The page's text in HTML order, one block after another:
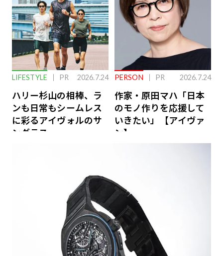
LIFESTYLE PR 2026.7.24
ハリー杉山の相棒、ラ
ンも日常もシームレス
に彩るアイヴォルのサ
ングラス
PERSON PR 2026.7.24
作家・原田マハ「日本
のモノ作りを応援して
いきたい」【アイヴァ
ン】